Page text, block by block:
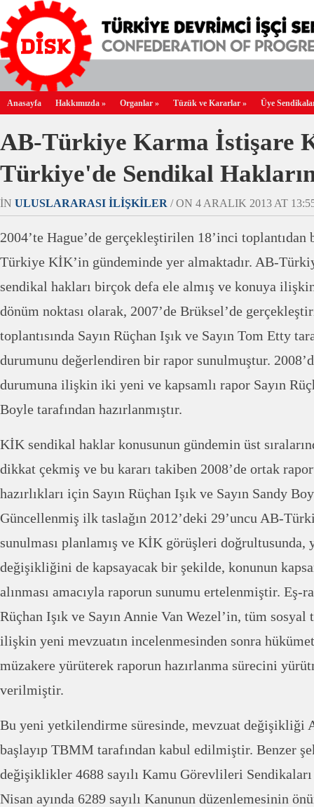
Anasayfa Hakkımızda » Organlar » Tüzük ve Kararlar » Üye
AB-Türkiye Karma İstişare
Türkiye'de Sendikal
IN ULUSLARARASI İLIŞKILER / ON 4 ARALIK 2013 AT
2004’te Hague’de gerçekleştirilen 18’inci
Türkiye KİK’in gündeminde yer almaktadır. AB-
sendikal hakları birçok defa ele almış ve konuya
dönüm noktası olarak, 2007’de Brüksel’de
toplantısında Sayın Rüçhan Işık ve Sayın Tom Etty
durumunu değerlendiren bir rapor sunulmuştur.
durumuna ilişkin iki yeni ve kapsamlı rapor Sayın
Boyle tarafından hazırlanmıştır.
KİK sendikal haklar konusunun gündemin üst
dikkat çekmiş ve bu kararı takiben 2008’de ortak
hazırlıkları için Sayın Rüçhan Işık ve Sayın Sandy
Güncellenmiş ilk taslağın 2012’deki 29’uncu AB-
sunulması planlamış ve KİK görüşleri doğrultusunda,
değişikliğini de kapsayacak bir şekilde, konunun
alınması amacıyla raporun sunumu ertelenmiştir. Eş-
Rüçhan Işık ve Sayın Annie Van Wezel’in, tüm
ilişkin yeni mevzuatın incelenmesinden sonra
müzakere yürüterek raporun hazırlanma sürecini
verilmiştir.
Bu yeni yetkilendirme süresinde, mevzuat değişikliği
başlayıp TBMM tarafından kabul edilmiştir. Benzer
değişiklikler 4688 sayılı Kamu Görevlileri
Nisan ayında 6289 sayılı Kanunun düzenlemesinin